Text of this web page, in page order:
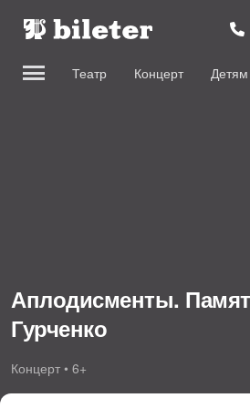
Театр Концерт Детям
Аплодисменты.
Гурченко
Концерт • 6+